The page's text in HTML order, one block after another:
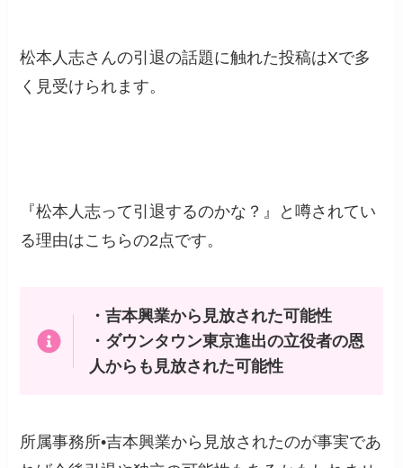
松本人志さんの引退の話題に触れた投稿はXで多
く見受けられます。
『松本人志って引退するのかな？』と噂されてい
る理由はこちらの2点です。
・吉本興業から見放された可能性
・ダウンタウン東京進出の立役者の恩
人からも見放された可能性
所属事務所•吉本興業から見放されたのが事実であ